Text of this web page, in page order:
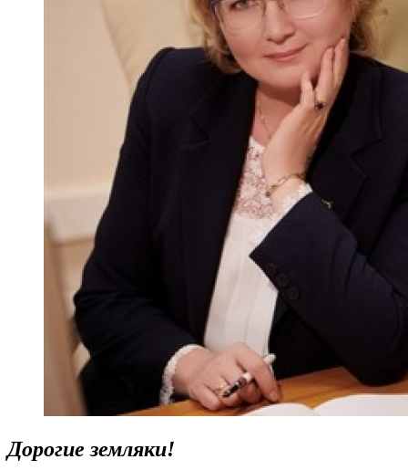
Дорогие земляки!